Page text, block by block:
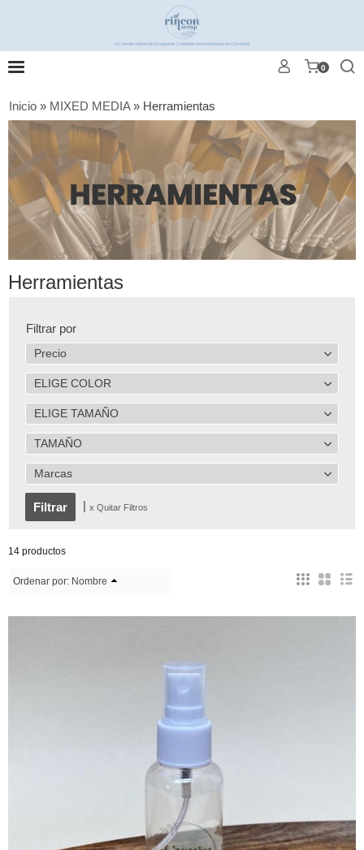
0
Inicio » MIXED MEDIA» Herramientas
Herramientas
Filtrar por
Precio
ELIGE COLOR
ELIGE TAMAÑO
TAMAÑO
Marcas
x Quitar Filtros
14 productos
Ordenar por: Nombre